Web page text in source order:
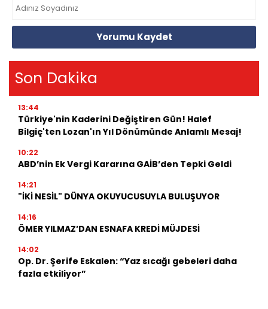
Yorumu Kaydet
Son Dakika
13:44
Türkiye'nin Kaderini Değiştiren Gün! Halef
Bilgiç'ten Lozan'ın Yıl Dönümünde Anlamlı Mesaj!
10:22
ABD’nin Ek Vergi Kararına GAİB’den Tepki Geldi
14:21
"İKİ NESİL" DÜNYA OKUYUCUSUYLA BULUŞUYOR
14:16
ÖMER YILMAZ’DAN ESNAFA KREDİ MÜJDESİ
14:02
Op. Dr. Şerife Eskalen: “Yaz sıcağı gebeleri daha
fazla etkiliyor”